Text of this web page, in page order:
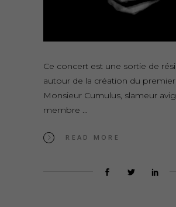
Ce concert est une sortie de
autour de la création du
Monsieur Cumulus, slameur
membre
READ MORE